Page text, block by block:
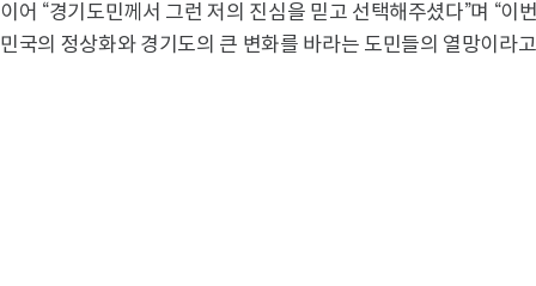
이어 “경기도민께서 그런 저의 진심을 믿고 선택해주셨다”며 “이
민국의 정상화와 경기도의 큰 변화를 바라는 도민들의 열망이라